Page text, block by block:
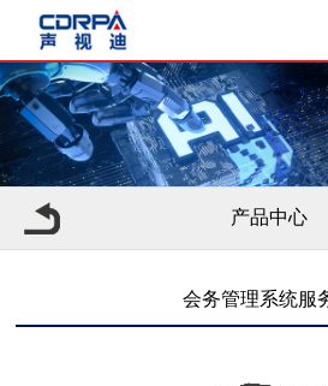
产品中心
会务管理系统服